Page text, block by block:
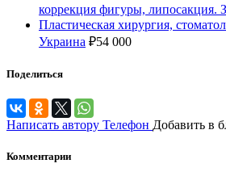
коррекция фигуры, липосакция.
Пластическая хирургия,
Украина ₽54 000
Поделиться
Написать автору Телефон Добавить в
Комментарии